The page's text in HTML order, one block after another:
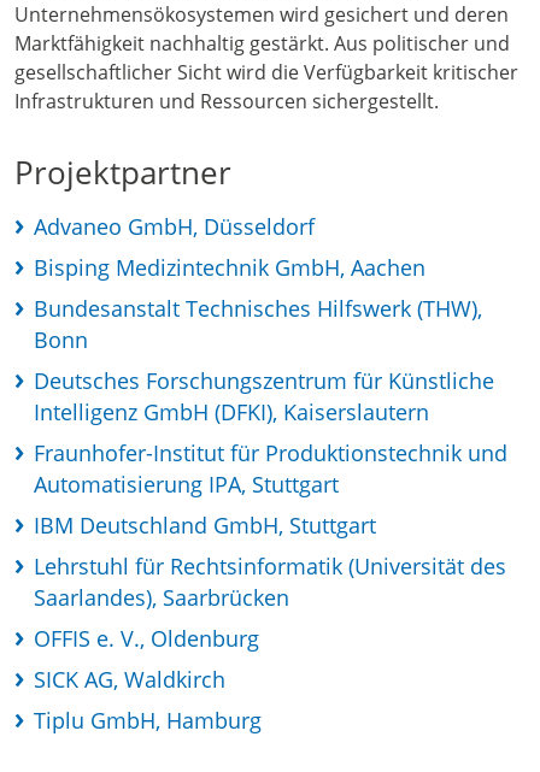
Unternehmensökosystemen wird gesichert und deren
Marktfähigkeit nachhaltig gestärkt. Aus politischer und
gesellschaftlicher Sicht wird die Verfügbarkeit kritischer
Infrastrukturen und Ressourcen sichergestellt.
Projektpartner
Advaneo GmbH, Düsseldorf
Bisping Medizintechnik GmbH, Aachen
Bundesanstalt Technisches Hilfswerk (THW),
Bonn
Deutsches Forschungszentrum für Künstliche
Intelligenz GmbH (DFKI), Kaiserslautern
Fraunhofer-Institut für Produktionstechnik und
Automatisierung IPA, Stuttgart
IBM Deutschland GmbH, Stuttgart
Lehrstuhl für Rechtsinformatik (Universität des
Saarlandes), Saarbrücken
OFFIS e. V., Oldenburg
SICK AG, Waldkirch
Tiplu GmbH, Hamburg